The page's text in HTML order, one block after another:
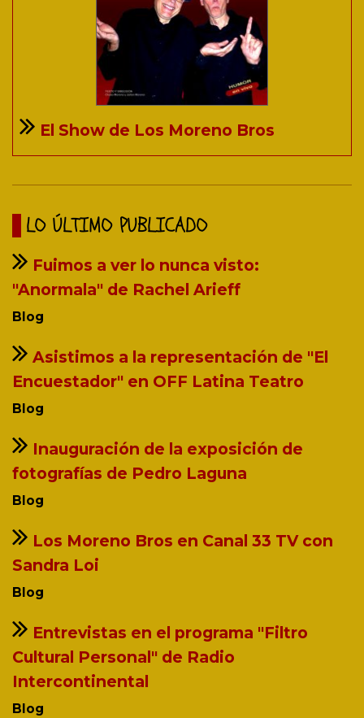
El Show de Los Moreno Bros
LO ÚLTIMO PUBLICADO
Fuimos a ver lo nunca visto:
"Anormala" de Rachel Arieff
Blog
Asistimos a la representación de "El
Encuestador" en OFF Latina Teatro
Blog
Inauguración de la exposición de
fotografías de Pedro Laguna
Blog
Los Moreno Bros en Canal 33 TV con
Sandra Loi
Blog
Entrevistas en el programa "Filtro
Cultural Personal" de Radio
Intercontinental
Blog